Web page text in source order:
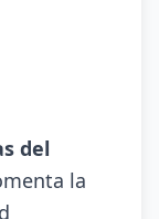
del
la